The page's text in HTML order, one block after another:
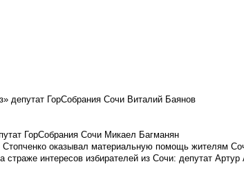
депутат ГорСобрания Сочи Виталий Баянов
ГорСобрания Сочи Микаел Багманян
Стопченко оказывал материальную помощь жителям
страже интересов избирателей из Сочи: депутат Артур